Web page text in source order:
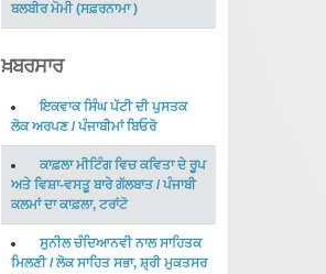
ਬਲਬੀਰ ਮੋਮੀ(ਸਫ਼ਰਨਾਮਾ)
ਖ਼ਬਰਸਾਰ
ਇਕਵਾਕ ਸਿੰਘ ਪੱਟੀ ਦੀ ਪੁਸਤਕ
ਲੋਕ ਅਰਪਣ/ਪੰਜਾਬੀਮਾਂ ਬਿਓਰੋ
ਕਾਫ਼ਲਾ ਮੀਟਿੰਗ ਵਿਚ ਕਵਿਤਾ ਦੇ ਰੂਪ
ਅਤੇ ਵਿਸ਼ਾ-ਵਸਤੂ ਬਾਰੇ ਗੱਲਬਾਤ/ ਪੰਜਾਬੀ
ਕਲਮਾਂ ਦਾ ਕਾਫ਼ਲਾ, ਟਰਾਂਟੋ
ਸੁਨੀਲ ਚੰਦਿਆਨਵੀ ਨਾਲ ਸਾਹਿਤਕ
ਮਿਲਣੀ/ਲੋਕ ਸਾਹਿਤ ਸਭਾ, ਸ਼੍ਰੀ ਮੁਕਤਸਰ